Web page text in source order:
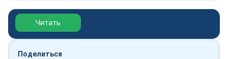
Читать
Поделиться